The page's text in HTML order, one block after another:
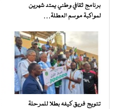
برنامج ثقافي وطني يمتد شهرين
لمواكبة موسم العطلة…
تتويج فريق كيفه بطلا للمرحلة